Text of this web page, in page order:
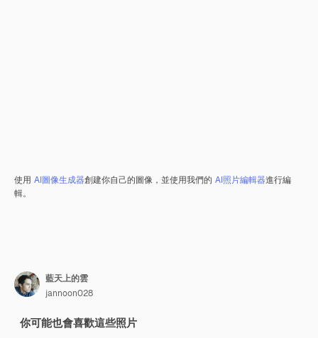
使用 AI圖像生成器創建你自己的圖像，並使用我們的 AI照片編輯器進行編
輯。
藍天上的雲
jannoon028
你可能也會喜歡這些照片